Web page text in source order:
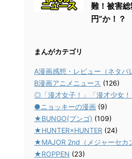
難！被害
円”か！？
まんがカテゴリ
A漫画感想・レビュー（ネタバ
B漫画アニメニュース (126)
◎「漫才女子！」「漫才少女！
●ニョッキーの漫画 (9)
★BUNGO(ブンゴ) (109)
★HUNTER×HUNTER (24)
★MAJOR 2nd（メジャーセカ
★ROPPEN (23)